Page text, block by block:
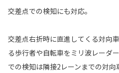
交差点での検知にも対応。
交差点右折時に直進してくる対向
る歩行者や自転車をミリ波レーダ
での検知は隣接2レーンまでの対